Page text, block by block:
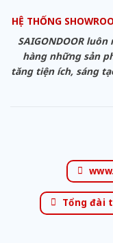
HỆ THỐNG
SAIGONDOOR
hàng những sản
tăng tiện ích, sáng
Tổng đài